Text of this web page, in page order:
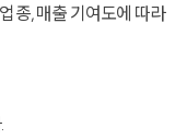
종, 매출 기여도에 따라